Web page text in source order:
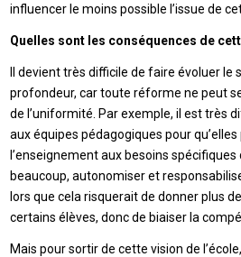
influencer le moins possible l’issue de
Quelles sont les conséquences de
Il devient très difficile de faire évoluer le
profondeur, car toute réforme ne peut
de l’uniformité. Par exemple, il est très
aux équipes pédagogiques pour
l’enseignement aux besoins
beaucoup, autonomiser et
lors que cela risquerait de donner plus
certains élèves, donc de biaiser la
Mais pour sortir de cette vision de